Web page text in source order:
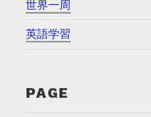
世界一周
英語学習
PAGE